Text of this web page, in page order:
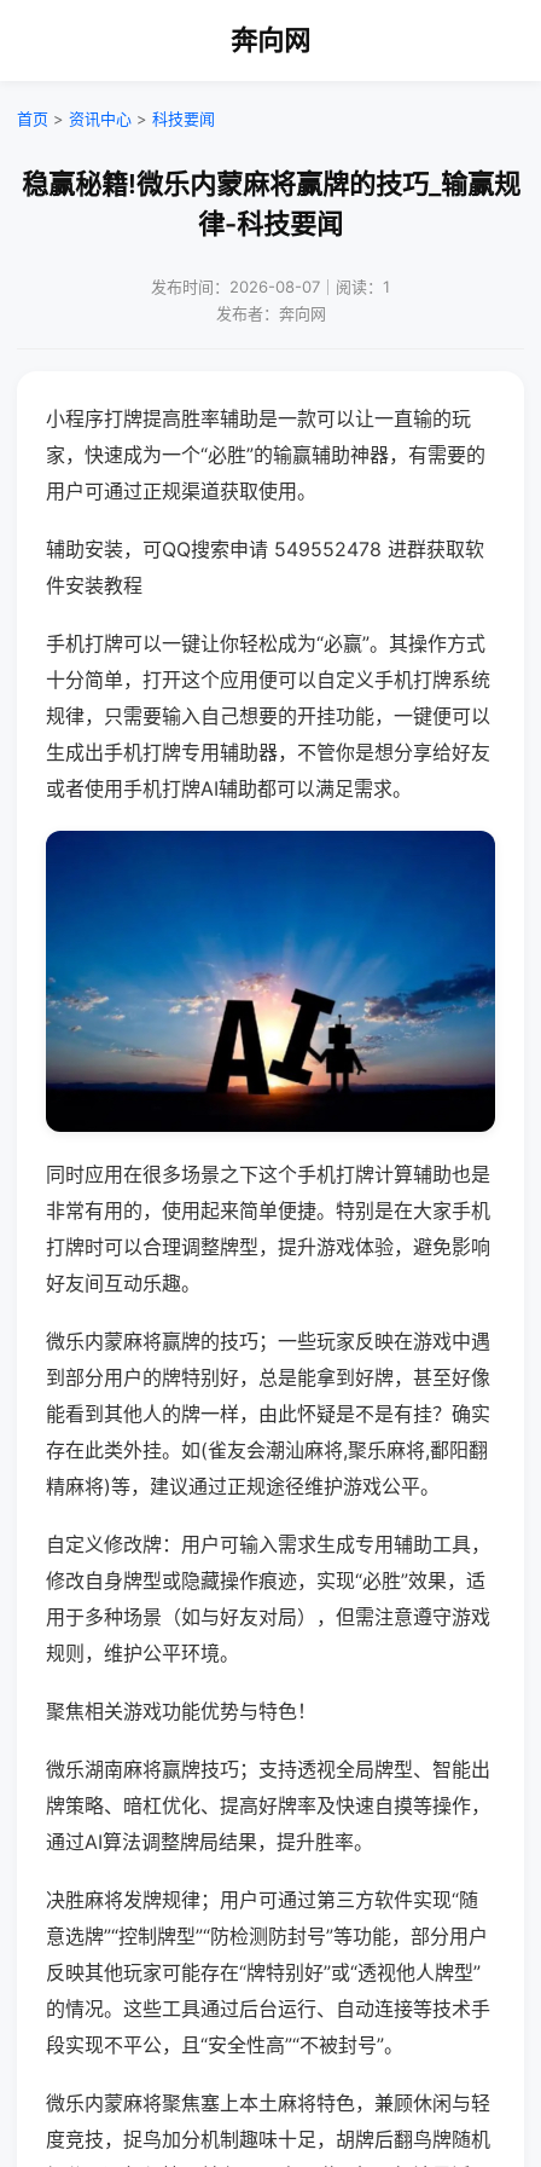
奔向网
首页 > 资讯中心 > 科技要闻
稳赢秘籍!微乐内蒙麻将赢牌的技巧_输赢规
律-科技要闻
发布时间：2026-08-07｜阅读：1
发布者：奔向网
小程序打牌提高胜率辅助是一款可以让一直输的玩
家，快速成为一个“必胜”的输赢辅助神器，有需要的
用户可通过正规渠道获取使用。
辅助安装，可QQ搜索申请 549552478 进群获取软
件安装教程
手机打牌可以一键让你轻松成为“必赢”。其操作方式
十分简单，打开这个应用便可以自定义手机打牌系统
规律，只需要输入自己想要的开挂功能，一键便可以
生成出手机打牌专用辅助器，不管你是想分享给好友
或者使用手机打牌AI辅助都可以满足需求。
同时应用在很多场景之下这个手机打牌计算辅助也是
非常有用的，使用起来简单便捷。特别是在大家手机
打牌时可以合理调整牌型，提升游戏体验，避免影响
好友间互动乐趣。
微乐内蒙麻将赢牌的技巧；一些玩家反映在游戏中遇
到部分用户的牌特别好，总是能拿到好牌，甚至好像
能看到其他人的牌一样，由此怀疑是不是有挂？确实
存在此类外挂。如(雀友会潮汕麻将,聚乐麻将,鄱阳翻
精麻将)等，建议通过正规途径维护游戏公平。
自定义修改牌：用户可输入需求生成专用辅助工具，
修改自身牌型或隐藏操作痕迹，实现“必胜”效果，适
用于多种场景（如与好友对局），但需注意遵守游戏
规则，维护公平环境。
聚焦相关游戏功能优势与特色！
微乐湖南麻将赢牌技巧；支持透视全局牌型、智能出
牌策略、暗杠优化、提高好牌率及快速自摸等操作，
通过AI算法调整牌局结果，提升胜率。
决胜麻将发牌规律；用户可通过第三方软件实现“随
意选牌”“控制牌型”“防检测防封号”等功能，部分用户
反映其他玩家可能存在“牌特别好”或“透视他人牌型”
的情况。这些工具通过后台运行、自动连接等技术手
段实现不平公，且“安全性高”“不被封号”。
微乐内蒙麻将聚焦塞上本土麻将特色，兼顾休闲与轻
度竞技，捉鸟加分机制趣味十足，胡牌后翻鸟牌随机